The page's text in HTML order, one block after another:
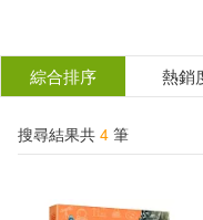
結
分類 (單選)
所有商品(4)
綜合排序 熱銷
搜尋結果共 4 筆